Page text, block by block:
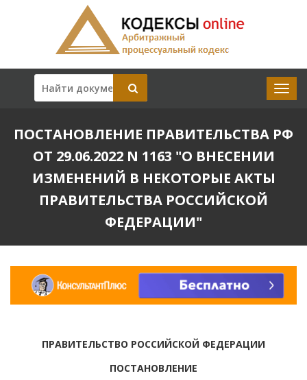
ПОСТАНОВЛЕНИЕ ПРАВИТЕЛЬСТВА РФ
ОТ 29.06.2022 N 1163 "О ВНЕСЕНИИ
ИЗМЕНЕНИЙ В НЕКОТОРЫЕ АКТЫ
ПРАВИТЕЛЬСТВА РОССИЙСКОЙ
ФЕДЕРАЦИИ"
ПРАВИТЕЛЬСТВО РОССИЙСКОЙ ФЕДЕРАЦИИ
ПОСТАНОВЛЕНИЕ